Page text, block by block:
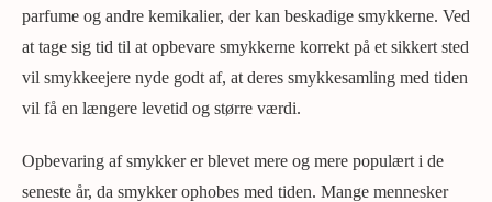
parfume og andre kemikalier, der kan beskadige smykkerne. Ved
at tage sig tid til at opbevare smykkerne korrekt på et sikkert sted
vil smykkeejere nyde godt af, at deres smykkesamling med tiden
vil få en længere levetid og større værdi.
Opbevaring af smykker er blevet mere og mere populært i de
seneste år, da smykker ophobes med tiden. Mange mennesker